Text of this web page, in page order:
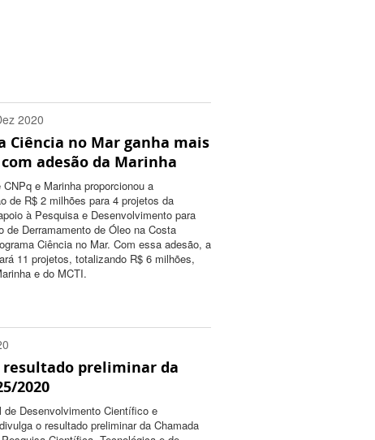
2020
0300
Ciência no Mar ganha mais
adesão da Marinha
CNPq e Marinha proporcionou a
de R$ 2 milhões para 4 projetos da
à Pesquisa e Desenvolvimento para
de Derramamento de Óleo na Costa
Ciência no Mar. Com essa adesão, a
11 projetos, totalizando R$ 6 milhões,
e do MCTI.
resultado preliminar da
2020
de Desenvolvimento Científico e
o resultado preliminar da Chamada